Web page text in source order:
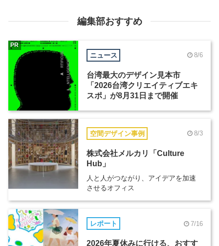
編集部おすすめ
ニュース 8/6
台湾最大のデザイン見本市
「2026台湾クリエイティブエキ
スポ」が8月31日まで開催
PR
空間デザイン事例 8/3
株式会社メルカリ「Culture
Hub」
人と人がつながり、アイデアを加速
させるオフィス
レポート 7/16
2026年夏休みに行ける、おすす